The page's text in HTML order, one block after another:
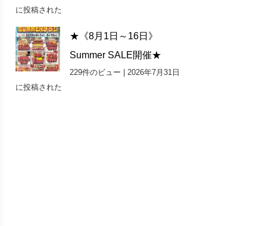
に投稿された
★《8月1日～16日》
Summer SALE開催★
229件のビュー
2026年7月31日
に投稿された